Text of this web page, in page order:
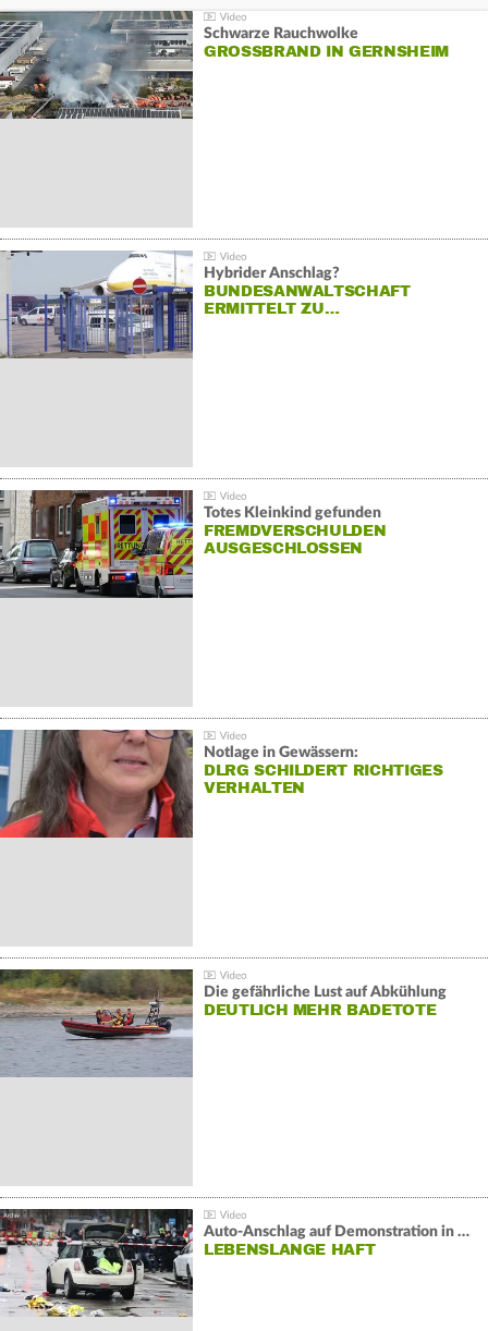
Schwarze Rauchwolke
GROSSBRAND IN GERNSHEIM
Hybrider Anschlag?
BUNDESANWALTSCHAFT
ERMITTELT ZU…
Totes Kleinkind gefunden
FREMDVERSCHULDEN
AUSGESCHLOSSEN
Notlage in Gewässern:
DLRG SCHILDERT RICHTIGES
VERHALTEN
Die gefährliche Lust auf Abkühlung
DEUTLICH MEHR BADETOTE
Auto-Anschlag auf Demonstration in München:
LEBENSLANGE HAFT